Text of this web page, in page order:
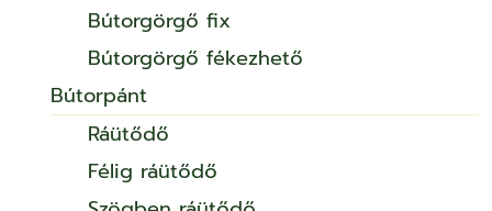
Bútorgörgő fix
Bútorgörgő fékezhető
Bútorpánt
Ráütődő
Félig ráütődő